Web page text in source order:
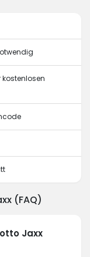
kostenlosen
(FAQ)
Jaxx